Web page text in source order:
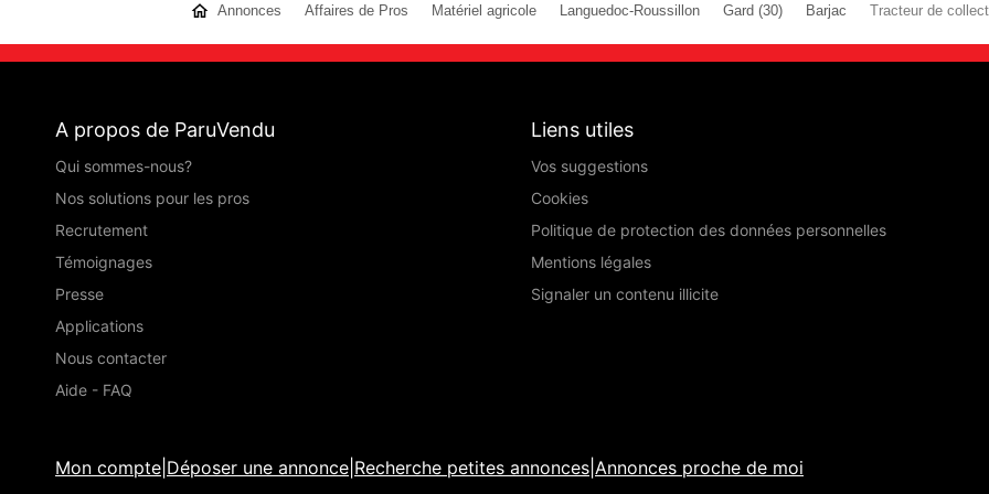
Annonces Affaires de Pros Matériel agricole Languedoc-Roussillon Gard (30) Barjac Tracteur de
A propos de ParuVendu
Qui sommes-nous?
Nos solutions pour les pros
Recrutement
Témoignages
Presse
Applications
Nous contacter
Aide - FAQ
Liens utiles
Vos suggestions
Cookies
Politique de protection des données personnelles
Mentions légales
Signaler un contenu illicite
Mon compte Déposer une annonce Recherche petites annonces Annonces proche de moi